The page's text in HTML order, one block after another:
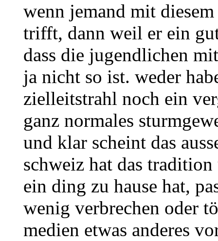
wenn jemand mit
trifft, dann weil er ein
dass die jugendlichen
ja nicht so ist. weder
zielleitstrahl noch ein
ganz normales
und klar scheint das
schweiz hat das
ein ding zu hause hat,
wenig verbrechen oder
medien etwas anderes